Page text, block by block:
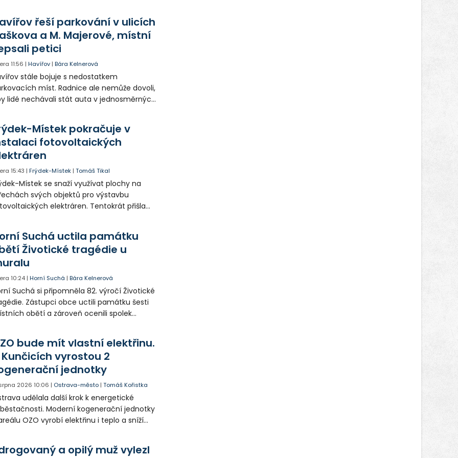
řeší parkování v ulicích
a M. Majerové, místní
petici
11:56 |Havířov |Bára Kelnerová
stále bojuje s nedostatkem
míst. Radnice ale nemůže dovoli,
lidé nechávali stát auta v jednosměrných
někteří obyvatelé rozhodli sepsat petici.
Místek pokračuje v
fotovoltaických
15:43 |Frýdek-Místek |Tomáš Tikal
Místek se snaží využívat plochy na
svých objektů pro výstavbu
elektráren. Tentokrát přišla
Suchá uctila památku
Životické tragédie u
10:24 |Horní Suchá |Bára Kelnerová
Suchá si připomněla 82. výročí Životické
Zástupci obce uctili památku šesti
obětí a zároveň ocenili spolek
bude mít vlastní elektřinu.
Kunčicích vyrostou 2
jednotky
2026 10:06 | Ostrava-město |Tomáš Kořistka
udělala další krok k energetické
Moderní kogenerační jednotky
OZO vyrobí elektřinu i teplo a sníží
přímo v Kunčicích.
a opilý muž vylezl